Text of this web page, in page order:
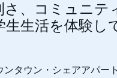
、コミュニテ
生生活を体験し
ンタウン・シェアアパー